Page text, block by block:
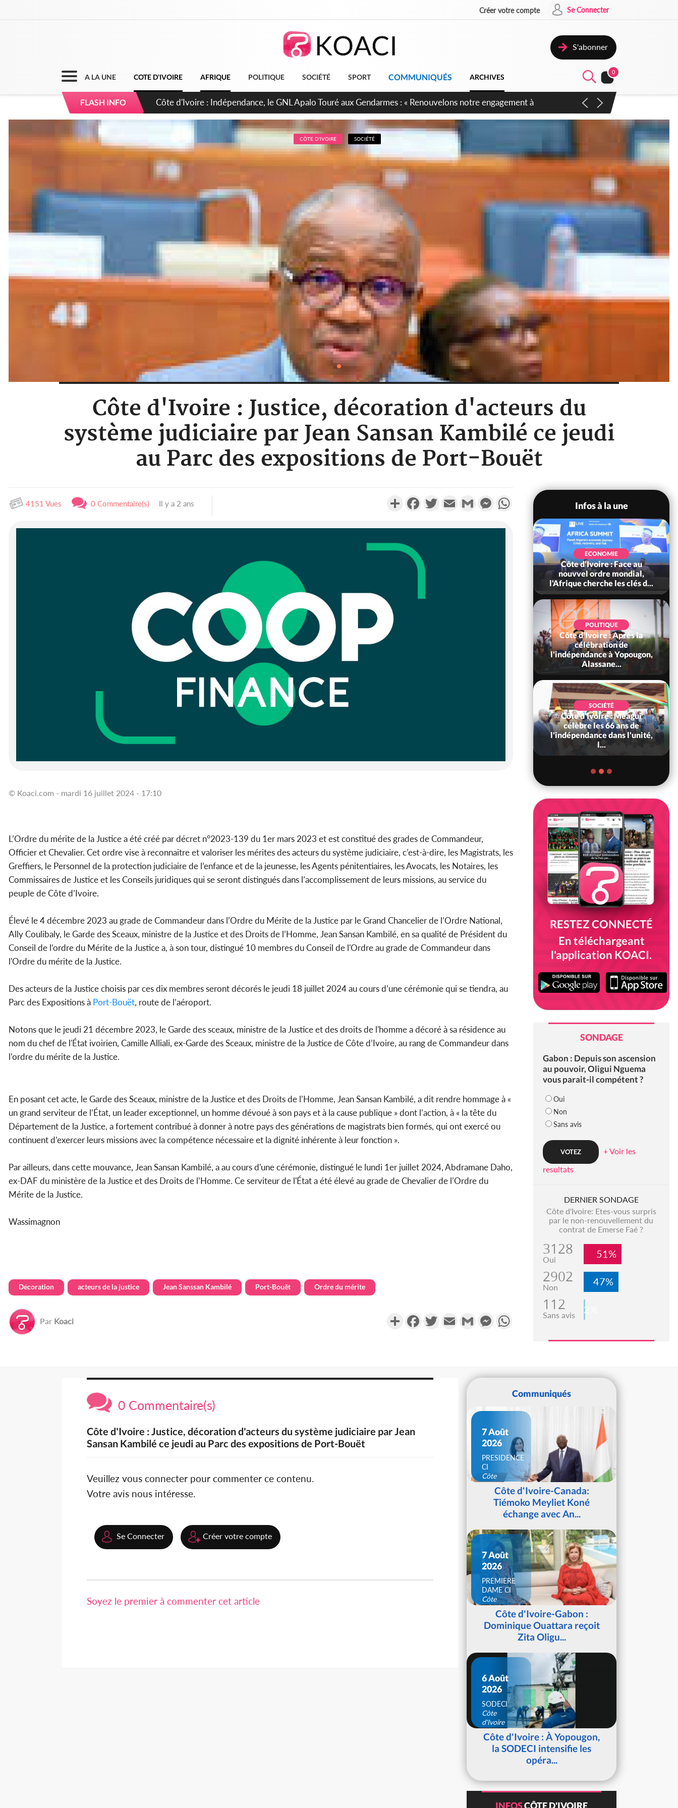
Créer votre compte Se Connecter
S'abonner
A LA UNE COTE D'IVOIRE AFRIQUE POLITIQUE SOCIÉTÉ SPORT COMMUNIQUÉS ARCHIVES
0
FLASH INFO
Sierra Leone : Un projet de réforme constitutionnelle en gestation, points clés des amendements, un exclu
d'avance
CÔTE D'IVOIRE SOCIÉTÉ
Côte d'Ivoire : Justice, décoration d'acteurs du
système judiciaire par Jean Sansan Kambilé ce jeudi
au Parc des expositions de Port-Bouët
4151 Vues 0 Commentaire(s) Il y a 2 ans PartagerFacebookTwitterEmail Gmail MessengerWhatsApp
© Koaci.com - mardi 16 juillet 2024 - 17:10
L’Ordre du mérite de la Justice a été créé par décret n°2023-139 du 1er mars 2023 et est constitué des grades de Commandeur,
Officier et Chevalier. Cet ordre vise à reconnaitre et valoriser les mérites des acteurs du système judiciaire, c’est-à-dire, les Magistrats, les
Greffiers, le Personnel de la protection judiciaire de l’enfance et de la jeunesse, les Agents pénitentiaires, les Avocats, les Notaires, les
Commissaires de Justice et les Conseils juridiques qui se seront distingués dans l’accomplissement de leurs missions, au service du
peuple de Côte d’Ivoire.
Élevé le 4 décembre 2023 au grade de Commandeur dans l’Ordre du Mérite de la Justice par le Grand Chancelier de l’Ordre National,
Ally Coulibaly, le Garde des Sceaux, ministre de la Justice et des Droits de l’Homme, Jean Sansan Kambilé, en sa qualité de Président du
Conseil de l’ordre du Mérite de la Justice a, à son tour, distingué 10 membres du Conseil de l'Ordre au grade de Commandeur dans
l'Ordre du mérite de la Justice.
Des acteurs de la Justice choisis par ces dix membres seront décorés le jeudi 18 juillet 2024 au cours d’une cérémonie qui se tiendra, au
Parc des Expositions à Port-Bouët, route de l’aéroport.
Notons que le jeudi 21 décembre 2023, le Garde des sceaux, ministre de la Justice et des droits de l'homme a décoré à sa résidence au
nom du chef de l'État ivoirien, Camille Alliali, ex-Garde des Sceaux, ministre de la Justice de Côte d’Ivoire, au rang de Commandeur dans
l’ordre du mérite de la Justice.
En posant cet acte, le Garde des Sceaux, ministre de la Justice et des Droits de l’Homme, Jean Sansan Kambilé, a dit rendre hommage à «
un grand serviteur de l’État, un leader exceptionnel, un homme dévoué à son pays et à la cause publique » dont l’action, à « la tête du
Département de la Justice, a fortement contribué à donner à notre pays des générations de magistrats bien formés, qui ont exercé ou
continuent d’exercer leurs missions avec la compétence nécessaire et la dignité inhérente à leur fonction ».
Par ailleurs, dans cette mouvance, Jean Sansan Kambilé, a au cours d'une cérémonie, distingué le lundi 1er juillet 2024, Abdramane Daho,
ex-DAF du ministère de la Justice et des Droits de l’Homme. Ce serviteur de l'État a été élevé au grade de Chevalier de l’Ordre du
Mérite de la Justice.
Wassimagnon
Décoration acteurs de la justice Jean Sanssan Kambilé Port-Bouët Ordre du mérite
Par Koaci PartagerFacebookTwitterEmail Gmail MessengerWhatsApp
Infos à la une
résiduels de cacao, des
sociétés coopératives et
ECONOMIE
Côte d'Ivoire : Face au
nouvvel ordre mondial,
l'Afrique cherche les clés d...
POLITIQUE
Côte d'Ivoire : Après la
célébration de
l'indépendance à Yopougon,
Alassane...
SOCIÉTÉ
Côte d'Ivoire : Méagui
célèbre les 66 ans de
l'indépendance dans l'unité,
l...
RESTEZ CONNECTÉ
En téléchargeant
l'application KOACI.
SONDAGE
Gabon : Depuis son ascension
au pouvoir, Oligui Nguema
vous parait-il compétent ?
Oui
Non
Sans avis
+ Voir les
resultats
DERNIER SONDAGE
Côte d'Ivoire: Etes-vous surpris
par le non-renouvellement du
contrat de Emerse Faé ?
3128
Oui 51%
2902
Non 47%
112
Sans avis 2%
0 Commentaire(s)
Côte d'Ivoire : Justice, décoration d'acteurs du système judiciaire par Jean
Sansan Kambilé ce jeudi au Parc des expositions de Port-Bouët
Veuillez vous connecter pour commenter ce contenu.
Votre avis nous intéresse.
Se Connecter Créer votre compte
Soyez le premier à commenter cet article
Communiqués
7 Août
2026
PRESIDENCE
CI
Côte
d'IvoireCôte d'Ivoire-Canada:
Tiémoko Meyliet Koné
échange avec An...
7 Août
2026
PREMIERE
DAME CI
Côte
d'IvoireCôte d'Ivoire-Gabon :
Dominique Ouattara reçoit
Zita Oligu...
6 Août
2026
SODECI
Côte
d'Ivoire
Côte d'Ivoire : À Yopougon,
la SODECI intensifie les
opéra...
INFOSCÔTE D'IVOIRE